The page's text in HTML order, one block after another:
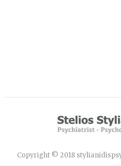
Copyright © 2018